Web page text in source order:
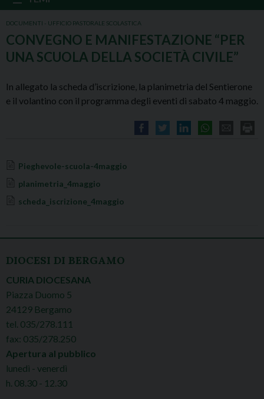
DOCUMENTI - UFFICIO PASTORALE SCOLASTICA
CONVEGNO E MANIFESTAZIONE “PER
UNA SCUOLA DELLA SOCIETÀ CIVILE”
In allegato la scheda d’iscrizione, la planimetria del Sentierone
e il volantino con il programma degli eventi di sabato 4 maggio.
Pieghevole-scuola-4maggio
planimetria_4maggio
scheda_iscrizione_4maggio
DIOCESI DI BERGAMO
CURIA DIOCESANA
Piazza Duomo 5
24129 Bergamo
tel. 035/278.111
fax: 035/278.250
Apertura al pubblico
lunedì - venerdì
h. 08.30 - 12.30